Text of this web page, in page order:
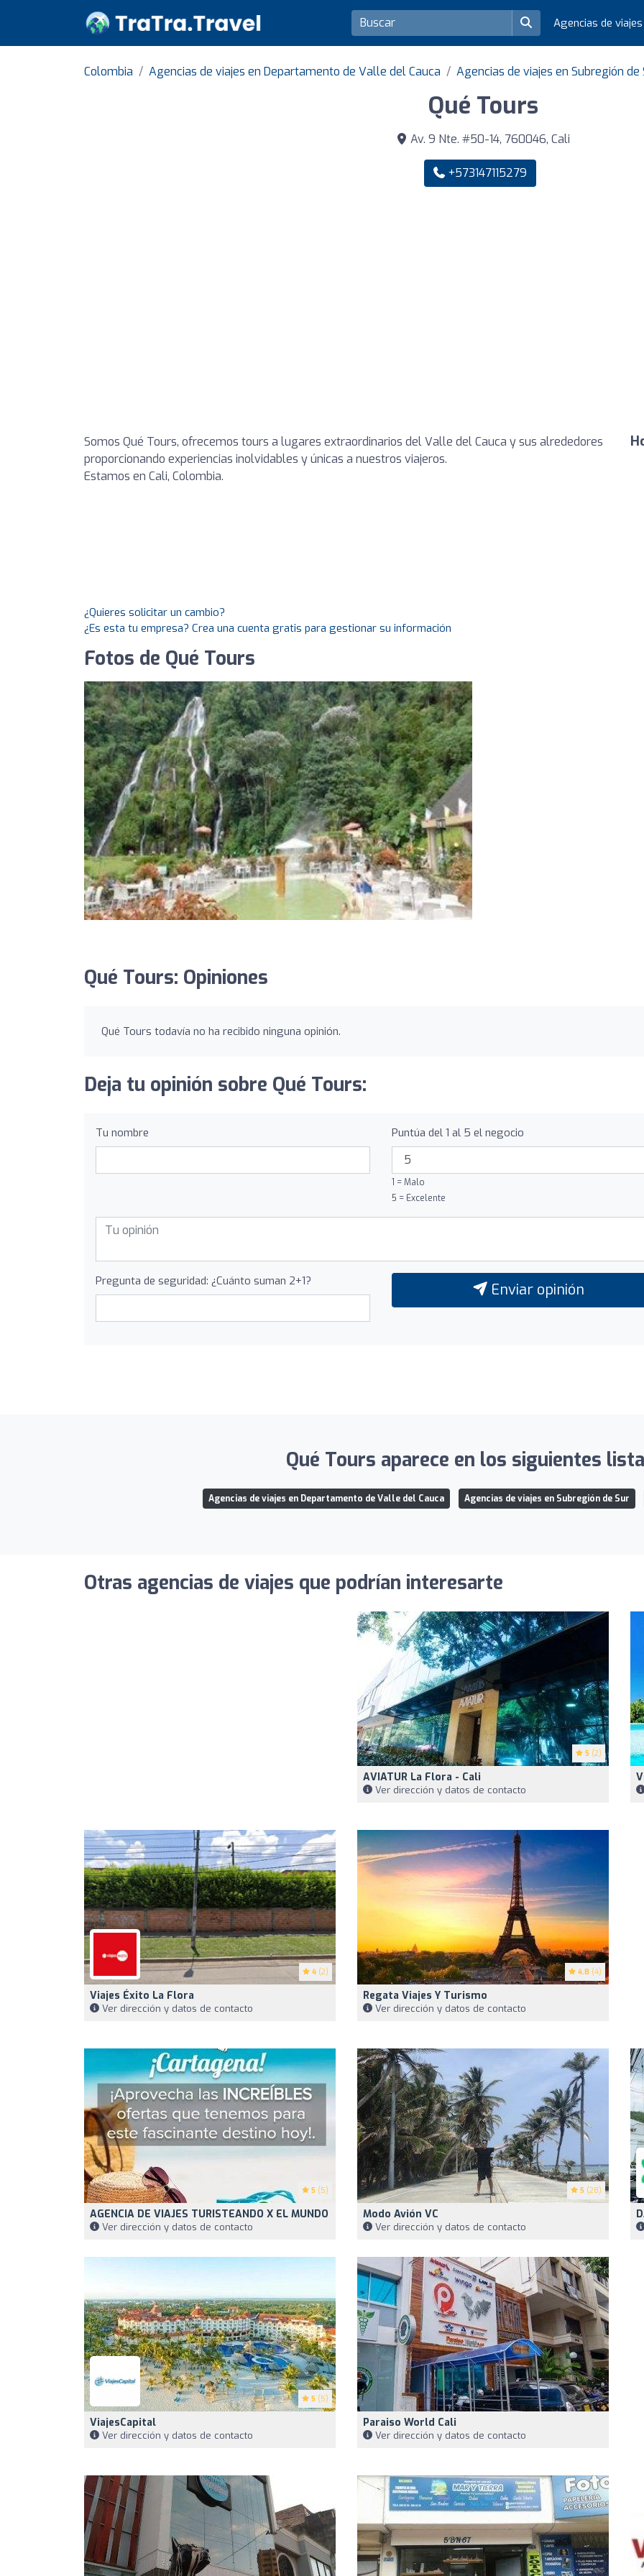
Agencias de viajes
Colombia Agencias de viajes en Departamento de Valle del Cauca Agencias de viajes en Subregión de
Qué Tours
Av. 9 Nte. #50-14, 760046, Cali
+573147115279
Somos Qué Tours, ofrecemos tours a lugares extraordinarios del Valle del Cauca y sus alrededores
proporcionando experiencias inolvidables y únicas a nuestros viajeros.
Estamos en Cali, Colombia.
¿Quieres solicitar un cambio?
¿Es esta tu empresa? Crea una cuenta gratis para gestionar su información
Fotos de Qué Tours
Qué Tours: Opiniones
Qué Tours todavía no ha recibido ninguna opinión.
Deja tu opinión sobre Qué Tours:
Tu nombre Puntúa del 1 al 5 el negocio
1 = Malo
5 = Excelente
Pregunta de seguridad: ¿Cuánto suman 2+1? Enviar opinión
Qué Tours aparece en los siguientes
Agencias de viajes en Departamento de Valle del Cauca Agencias de viajes en Subregión de Sur
Otras agencias de viajes que podrían interesarte
5 (2)
AVIATUR La Flora - Cali
Ver dirección y datos de contacto
4 (2)
Viajes Éxito La Flora
Ver dirección y datos de contacto
4.8 (4)
Regata Viajes Y Turismo
Ver dirección y datos de contacto
5 (5)
AGENCIA DE VIAJES TURISTEANDO X EL MUNDO
Ver dirección y datos de contacto
5 (28)
Modo Avión VC
Ver dirección y datos de contacto
5 (5)
ViajesCapital
Ver dirección y datos de contacto
Paraiso World Cali
Ver dirección y datos de contacto